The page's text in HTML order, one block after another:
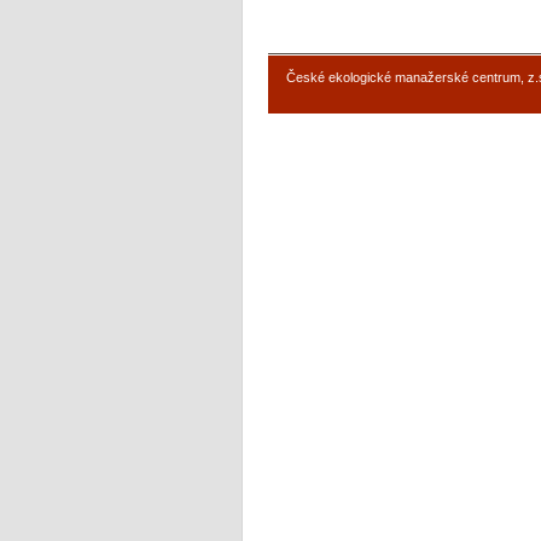
České ekologické manažerské centrum,